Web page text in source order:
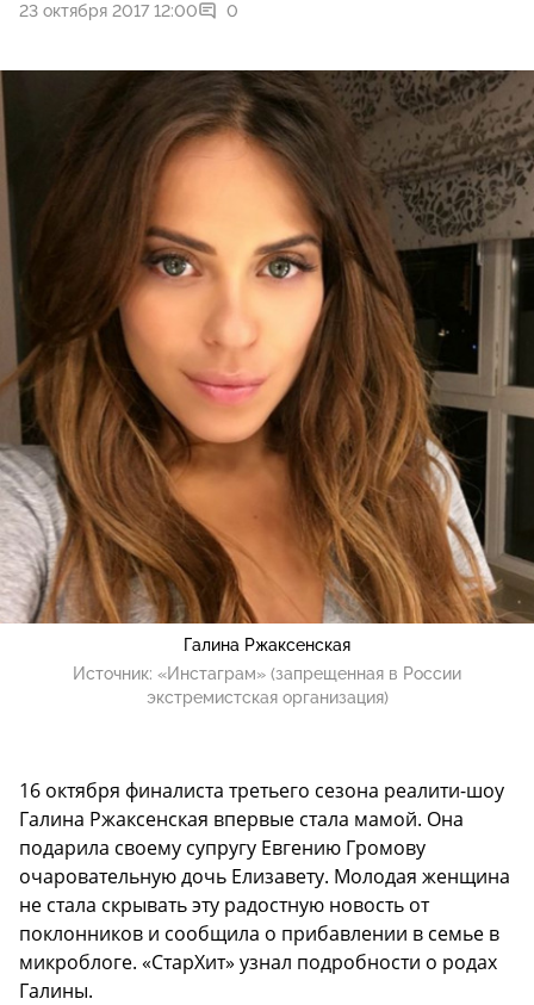
23 октября 2017 12:00 0
Галина Ржаксенская
Источник: «Инстаграм» (запрещенная в России
экстремистская организация)
16 октября финалиста третьего сезона реалити-шоу
Галина Ржаксенская впервые стала мамой. Она
подарила своему супругу Евгению Громову
очаровательную дочь Елизавету. Молодая женщина
не стала скрывать эту радостную новость от
поклонников и сообщила о прибавлении в семье в
микроблоге. «СтарХит» узнал подробности о родах
Галины.